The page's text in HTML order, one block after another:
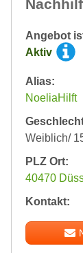
Angebot
Aktiv
Alias:
NoeliaHilft
Weiblich/
PLZ Ort:
40470
Kontakt: